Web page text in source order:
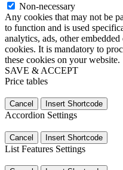
Non-necessary
Any cookies that may not be
to function and is used
analytics, ads, other
cookies. It is mandatory to
these cookies on your website.
SAVE & ACCEPT
Price tables
Cancel Insert Shortcode
Accordion Settings
Cancel Insert Shortcode
List Features Settings